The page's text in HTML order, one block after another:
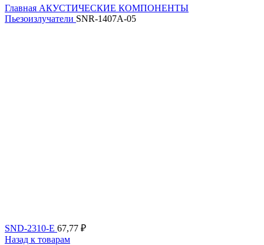
Главная АКУСТИЧЕСКИЕ КОМПОНЕНТЫ
Пьезоизлучатели SNR-1407A-05
SND-2310-E 67,77 ₽
Назад к товарам